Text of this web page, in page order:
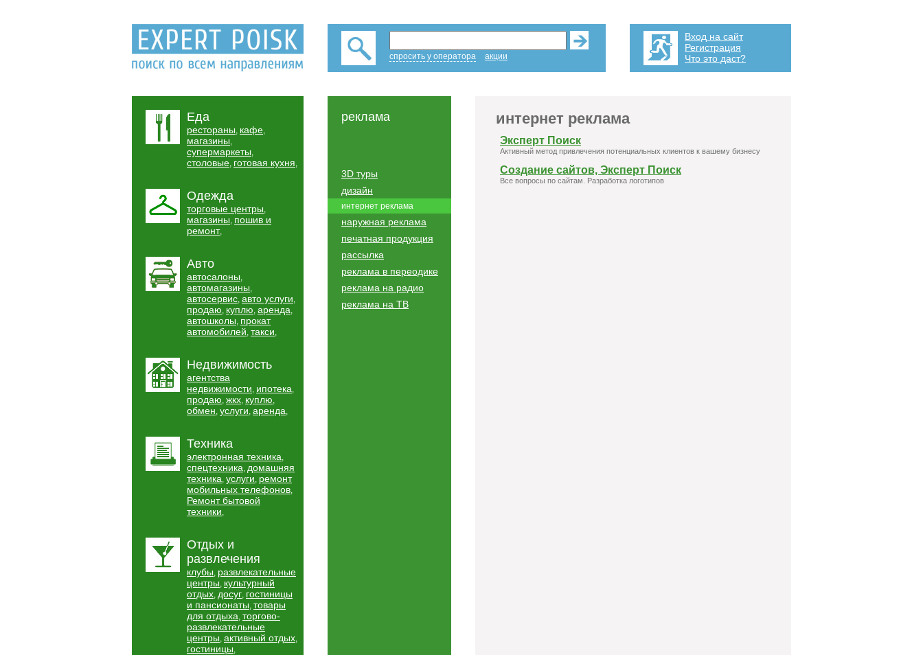
спросить у оператора акции
Вход на сайт
Регистрация
Что это даст?
Еда
рестораны, кафе,
магазины,
супермаркеты,
столовые, готовая кухня,
Одежда
торговые центры,
магазины, пошив и
ремонт,
Авто
автосалоны,
автомагазины,
автосервис, авто услуги,
продаю, куплю, аренда,
автошколы, прокат
автомобилей, такси,
Недвижимость
агентства
недвижимости, ипотека,
продаю, жкх, куплю,
обмен, услуги, аренда,
Техника
электронная техника,
спецтехника, домашняя
техника, услуги, ремонт
мобильных телефонов,
Ремонт бытовой
техники,
Отдых и
развлечения
клубы, развлекательные
центры, культурный
отдых, досуг, гостиницы
и пансионаты, товары
для отдыха, торгово-
развлекательные
центры, активный отдых,
гостиницы,
реклама
3D туры
дизайн
интернет реклама
наружная реклама
печатная продукция
рассылка
реклама в переодике
реклама на радио
реклама на ТВ
интернет реклама
Эксперт Поиск
Активный метод привлечения потенциальных клиентов к вашему бизнесу
Создание сайтов, Эксперт Поиск
Все вопросы по сайтам. Разработка логотипов